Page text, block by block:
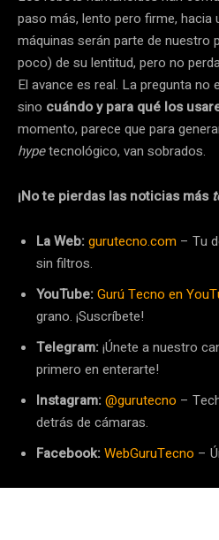
paso más, lento pero firme,
máquinas serán parte de nuestro
poco) de su lentitud, pero no
El avance es real. La pregunta no
sino cuándo y para qué los
momento, parece que para
hypetecnológico, van sobrados.
¡No te pierdas las noticias más
La Web:gurutecno.com – Tu
sin filtros.
YouTube:Gurú Tecno en
grano. ¡Suscríbete!
Telegram:¡Únete a nuestro
primero en enterarte!
Instagram:@gurutecno –
detrás de cámaras.
Facebook:WebGuruTecno –